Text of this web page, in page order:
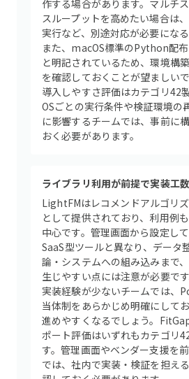
作する場合があります。マルチ
スループットを高めたい場合は
実行など、別途対応が必要になる
また、macOS標準のPython配
と明記されているため、環境構
を確認しておくことが望ましい
導入しやすさ評価はカテゴリ42
OSごとの実行条件や検証環境の
に影響するチームでは、事前に
おく必要があります。
ライブラリ利用が前提で実装工
LightFMはレコメンドアルゴリ
として提供されており、利用例
中心です。管理画面から設定し
SaaS型ツールと異なり、データ
論・システムへの組み込みまで
生じやすい点には注意が必要で
実装経験が少ないチームでは、
当体制をあらかじめ明確にして
進めやすくなるでしょう。
ポート評価はいずれもカテゴリ
す。管理画面やベンダー支援を
では、社内で実装・検証を担え